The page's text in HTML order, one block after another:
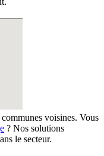
voisines. Vous
? Nos solutions
le secteur.